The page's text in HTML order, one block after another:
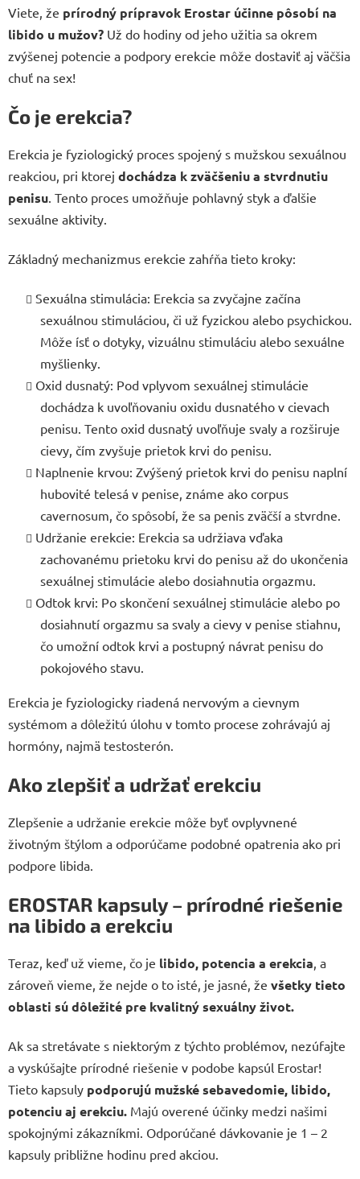
Viete, že prírodný prípravok Erostar účinne pôsobí na
libido u mužov? Už do hodiny od jeho užitia sa okrem
zvýšenej potencie a podpory erekcie môže dostaviť aj väčšia
chuť na sex!
Čo je erekcia?
Erekcia je fyziologický proces spojený s mužskou sexuálnou
reakciou, pri ktorej dochádza k zväčšeniu a stvrdnutiu
penisu. Tento proces umožňuje pohlavný styk a ďalšie
sexuálne aktivity.
Základný mechanizmus erekcie zahŕňa tieto kroky:
Sexuálna stimulácia: Erekcia sa zvyčajne začína
sexuálnou stimuláciou, či už fyzickou alebo psychickou.
Môže ísť o dotyky, vizuálnu stimuláciu alebo sexuálne
myšlienky.
Oxid dusnatý: Pod vplyvom sexuálnej stimulácie
dochádza k uvoľňovaniu oxidu dusnatého v cievach
penisu. Tento oxid dusnatý uvoľňuje svaly a rozširuje
cievy, čím zvyšuje prietok krvi do penisu.
Naplnenie krvou: Zvýšený prietok krvi do penisu naplní
hubovité telesá v penise, známe ako corpus
cavernosum, čo spôsobí, že sa penis zväčší a stvrdne.
Udržanie erekcie: Erekcia sa udržiava vďaka
zachovanému prietoku krvi do penisu až do ukončenia
sexuálnej stimulácie alebo dosiahnutia orgazmu.
Odtok krvi: Po skončení sexuálnej stimulácie alebo po
dosiahnutí orgazmu sa svaly a cievy v penise stiahnu,
čo umožní odtok krvi a postupný návrat penisu do
pokojového stavu.
Erekcia je fyziologicky riadená nervovým a cievnym
systémom a dôležitú úlohu v tomto procese zohrávajú aj
hormóny, najmä testosterón.
Ako zlepšiť a udržať erekciu
Zlepšenie a udržanie erekcie môže byť ovplyvnené
životným štýlom a odporúčame podobné opatrenia ako pri
podpore libida.
EROSTAR kapsuly – prírodné riešenie
na libido a erekciu
Teraz, keď už vieme, čo je libido, potencia a erekcia , a
zároveň vieme, že nejde o to isté, je jasné, že všetky tieto
oblasti sú dôležité pre kvalitný sexuálny život.
Ak sa stretávate s niektorým z týchto problémov, nezúfajte
a vyskúšajte prírodné riešenie v podobe kapsúl Erostar!
Tieto kapsuly podporujú mužské sebavedomie, libido,
potenciu aj erekciu. Majú overené účinky medzi našimi
spokojnými zákazníkmi. Odporúčané dávkovanie je 1 – 2
kapsuly približne hodinu pred akciou.